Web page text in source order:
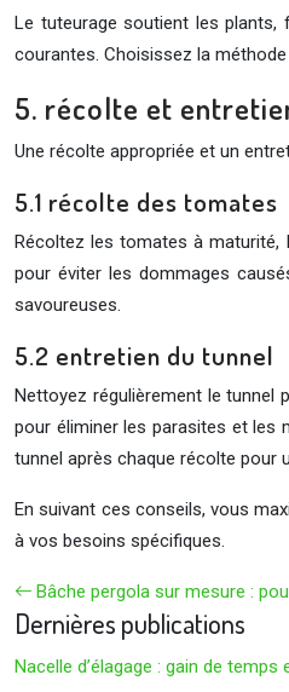
Le tuteurage soutient les plants,
courantes. Choisissez la
5. récolte et
Une récolte appropriée et un
5.1 récolte des tomates
Récoltez les tomates à
pour éviter les dommages
savoureuses.
5.2 entretien du tunnel
Nettoyez régulièrement le tunnel
pour éliminer les parasites et les
tunnel après chaque récolte pour
En suivant ces conseils, vous
à vos besoins spécifiques.
Bâche pergola sur mesure :
Dernières publications
Nacelle d’élagage : gain de